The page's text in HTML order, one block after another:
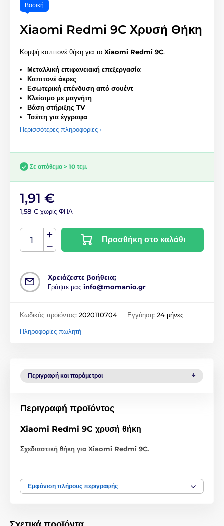
Βασική
Xiaomi Redmi 9C Χρυσή Θήκη
Κομψή καπιτονέ θήκη για το Xiaomi Redmi 9C.
Μεταλλική επιφανειακή επεξεργασία
Καπιτονέ άκρες
Εσωτερική επένδυση από σουέντ
Κλείσιμο με μαγνήτη
Βάση στήριξης TV
Τσέπη για έγγραφα
Περισσότερες πληροφορίες ›
Σε απόθεμα > 10 τεμ.
1,91 €
1,58 € χωρίς ΦΠΑ
Προσθήκη στο καλάθι
Χρειάζεστε βοήθεια;
Γράψτε μας info@momanio.gr
Κωδικός προϊόντος: 2020110704 Εγγύηση: 24 μήνες
Πληροφορίες πωλητή
Περιγραφή και παράμετροι
Περιγραφή προϊόντος
Xiaomi Redmi 9C χρυσή θήκη
Σχεδιαστική θήκη για Xiaomi Redmi 9C.
Προστατευτική θήκηυψηλής ποιότητας με επιφάνεια που
μοιάζει με δέρμα και λάμπει απαλά στο φως της ημέρας. Η
Εμφάνιση πλήρους περιγραφής